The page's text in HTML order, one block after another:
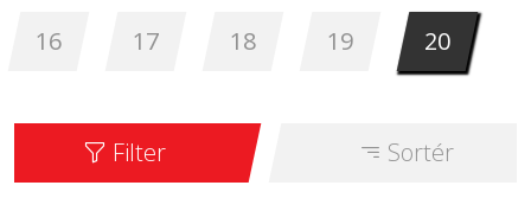
16 17 18 19 20
Filter Sortér